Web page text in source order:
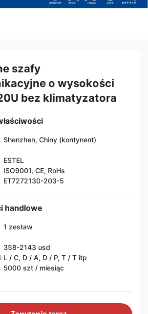
szafy
o wysokości
bez klimatyzatora
Shenzhen, Chiny (kontynent)
ESTEL
ISO9001, CE, RoHs
ET7272130-203-5
handlowe
1 zestaw
358-2143 usd
L / C, D / A, D / P, T / T itp
5000 szt / miesiąc